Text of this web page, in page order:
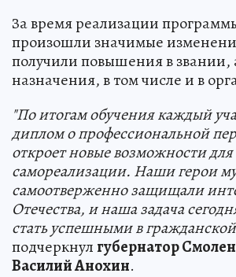
За время реализации
произошли значимые
получили повышения в звании,
назначения, в том числе и в
"По итогам обучения каждый
диплом о профессиональной
откроет новые возможности для
самореализации. Наши герои
самоотверженно защищали
Отечества, и наша задача
стать успешными в
подчеркнулгубернатор
Василий Анохин.